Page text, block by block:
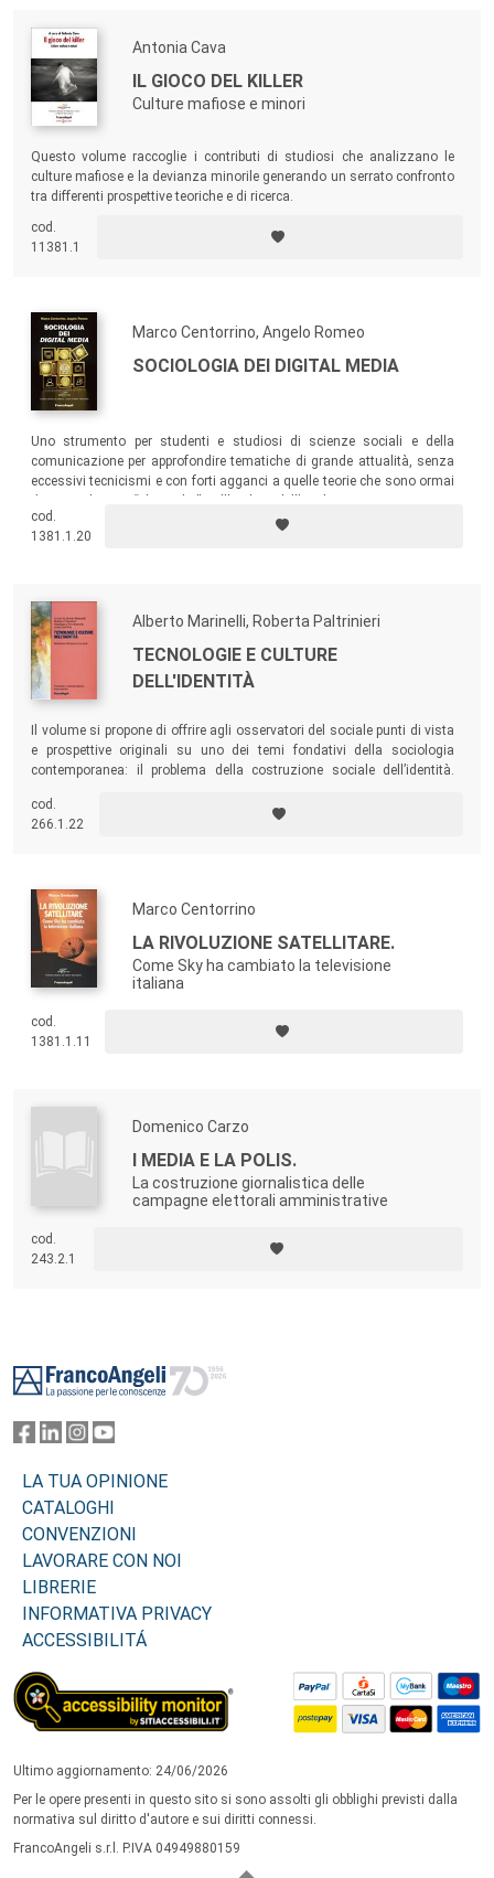
Antonia Cava
IL GIOCO DEL KILLER
Culture mafiose e minori
Questo volume raccoglie i contributi di studiosi che analizzano le
culture mafiose e la devianza minorile generando un serrato confronto
tra differenti prospettive teoriche e di ricerca.
cod.
11381.1
Marco Centorrino, Angelo Romeo
SOCIOLOGIA DEI DIGITAL MEDIA
Uno strumento per studenti e studiosi di scienze sociali e della
comunicazione per approfondire tematiche di grande attualità, senza
eccessivi tecnicismi e con forti agganci a quelle teorie che sono ormai
sociali.
cod.
1381.1.20
Alberto Marinelli, Roberta Paltrinieri
TECNOLOGIE E CULTURE
DELL'IDENTITÀ
Il volume si propone di offrire agli osservatori del sociale punti di vista
e prospettive originali su uno dei temi fondativi della sociologia
contemporanea: il problema della costruzione sociale dell’identità.
processi organizzativi, la discussione sull’identità ci offre una visione
di insieme dei processi di ristrutturazione simbolica che
cod.
266.1.22
Marco Centorrino
LA RIVOLUZIONE SATELLITARE.
Come Sky ha cambiato la televisione
italiana
cod.
1381.1.11
Domenico Carzo
I MEDIA E LA POLIS.
La costruzione giornalistica delle
campagne elettorali amministrative
cod.
243.2.1
LA TUA OPINIONE
CATALOGHI
CONVENZIONI
LAVORARE CON NOI
LIBRERIE
INFORMATIVA PRIVACY
ACCESSIBILITÁ
Ultimo aggiornamento: 24/06/2026
Per le opere presenti in questo sito si sono assolti gli obblighi previsti dalla
normativa sul diritto d'autore e sui diritti connessi.
FrancoAngeli s.r.l. P.IVA 04949880159